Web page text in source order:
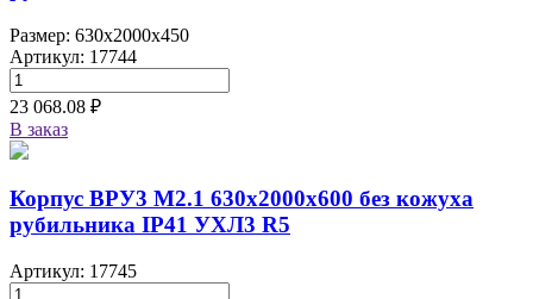
Размер: 630x2000x450
Артикул: 17744
23 068.08 ₽
В заказ
Корпус ВРУ3 М2.1 630х2000х600 без кожуха
рубильника IP41 УХЛ3 R5
Артикул: 17745